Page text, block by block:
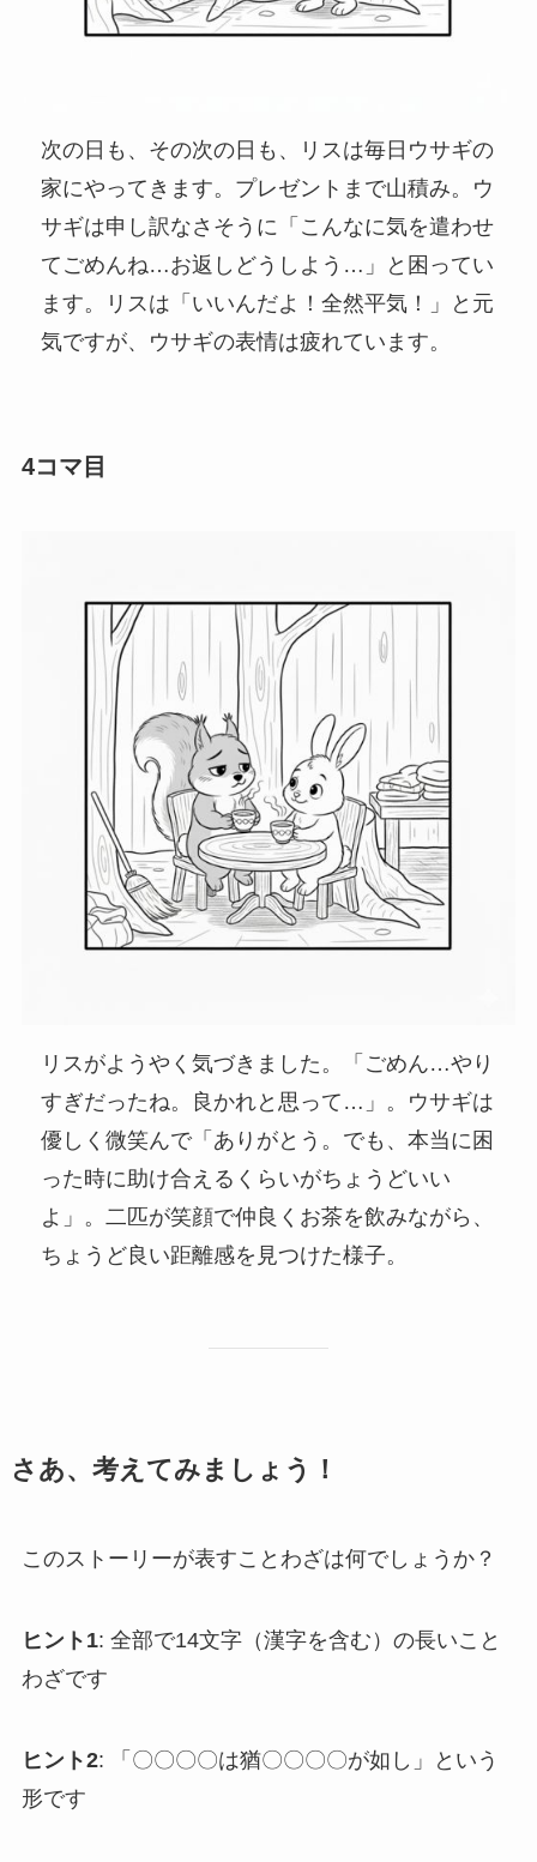
次の日も、その次の日も、リスは毎日ウサギの
家にやってきます。プレゼントまで山積み。ウ
サギは申し訳なさそうに「こんなに気を遣わせ
てごめんね…お返しどうしよう…」と困ってい
ます。リスは「いいんだよ！全然平気！」と元
気ですが、ウサギの表情は疲れています。
4コマ目
リスがようやく気づきました。「ごめん…やり
すぎだったね。良かれと思って…」。ウサギは
優しく微笑んで「ありがとう。でも、本当に困
った時に助け合えるくらいがちょうどいい
よ」。二匹が笑顔で仲良くお茶を飲みながら、
ちょうど良い距離感を見つけた様子。
さあ、考えてみましょう！
このストーリーが表すことわざは何でしょうか？
ヒント1: 全部で14文字（漢字を含む）の長いこと
わざです
ヒント2: 「〇〇〇〇は猶〇〇〇〇が如し」という
形です